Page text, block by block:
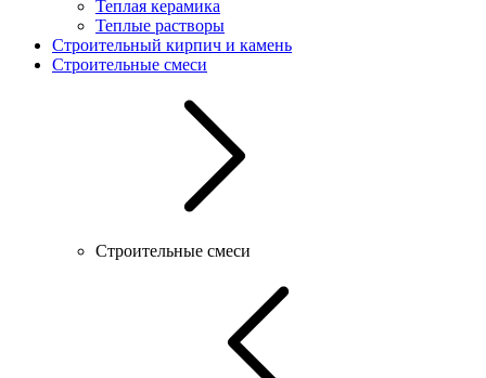
Теплая керамика
Теплые растворы
Строительный кирпич и камень
Строительные смеси
Строительные смеси